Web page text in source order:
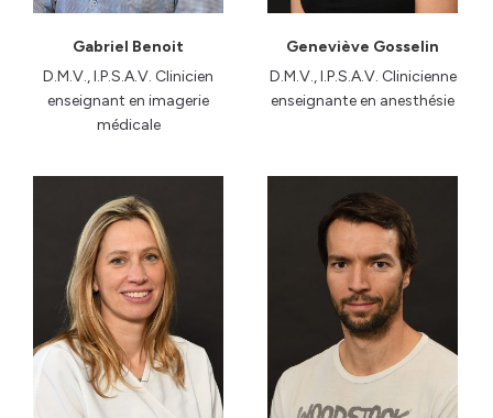
Gabriel Benoit
D.M.V., I.P.S.A.V. Clinicien
enseignant en imagerie
médicale
Geneviève Gosselin
D.M.V., I.P.S.A.V. Clinicienne
enseignante en anesthésie